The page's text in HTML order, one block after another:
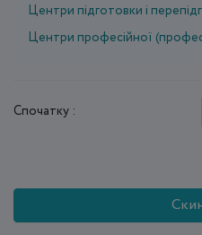
Центри підготовки і
Центри професійної
Спочатку :